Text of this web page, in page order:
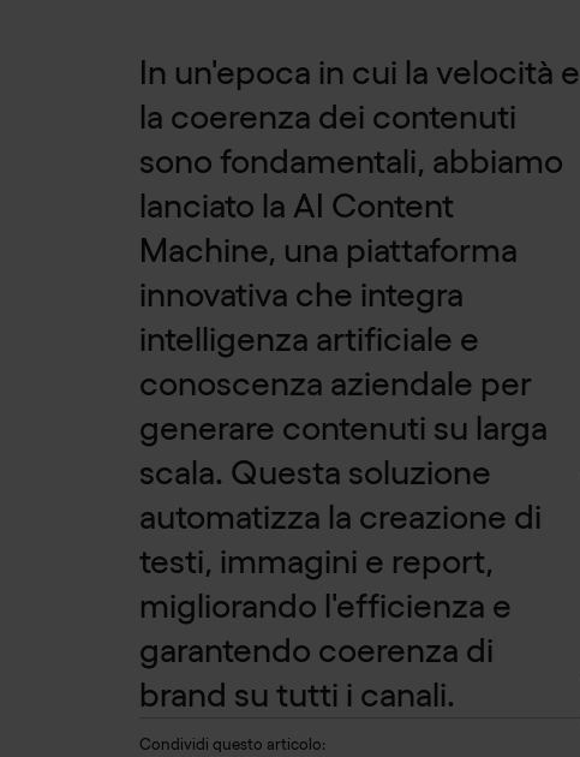
In un'epoca in cui la velocità e
la coerenza dei contenuti
sono fondamentali, abbiamo
lanciato la AI Content
Machine, una piattaforma
innovativa che integra
intelligenza artificiale e
conoscenza aziendale per
generare contenuti su larga
scala. Questa soluzione
automatizza la creazione di
testi, immagini e report,
migliorando l'efficienza e
garantendo coerenza di
brand su tutti i canali.
Condividi questo articolo: